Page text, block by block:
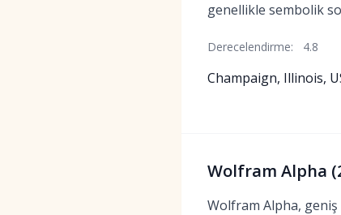
genellikle sembolik
Derecelendirme: 4.8
Champaign, Illinois,
Wolfram Alpha
Wolfram Alpha,